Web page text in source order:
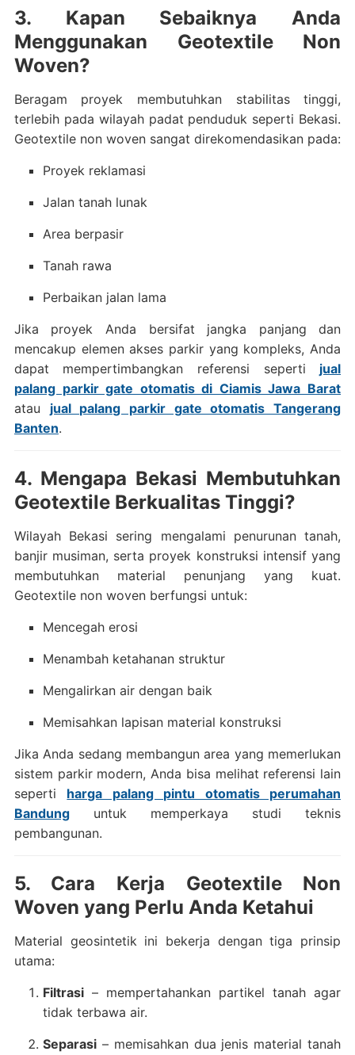
3. Kapan Sebaiknya Anda
Menggunakan Geotextile Non
Woven?
Beragam proyek membutuhkan stabilitas tinggi,
terlebih pada wilayah padat penduduk seperti Bekasi.
Geotextile non woven sangat direkomendasikan pada:
Proyek reklamasi
Jalan tanah lunak
Area berpasir
Tanah rawa
Perbaikan jalan lama
Jika proyek Anda bersifat jangka panjang dan
mencakup elemen akses parkir yang kompleks, Anda
dapat mempertimbangkan referensi seperti jual
palang parkir gate otomatis di Ciamis Jawa Barat
atau jual palang parkir gate otomatis Tangerang
Banten.
4. Mengapa Bekasi Membutuhkan
Geotextile Berkualitas Tinggi?
Wilayah Bekasi sering mengalami penurunan tanah,
banjir musiman, serta proyek konstruksi intensif yang
membutuhkan material penunjang yang kuat.
Geotextile non woven berfungsi untuk:
Mencegah erosi
Menambah ketahanan struktur
Mengalirkan air dengan baik
Memisahkan lapisan material konstruksi
Jika Anda sedang membangun area yang memerlukan
sistem parkir modern, Anda bisa melihat referensi lain
seperti harga palang pintu otomatis perumahan
Bandunguntuk memperkaya studi teknis
pembangunan.
5. Cara Kerja Geotextile Non
Woven yang Perlu Anda Ketahui
Material geosintetik ini bekerja dengan tiga prinsip
utama:
Filtrasi– mempertahankan partikel tanah agar
tidak terbawa air.
Separasi– memisahkan dua jenis material tanah